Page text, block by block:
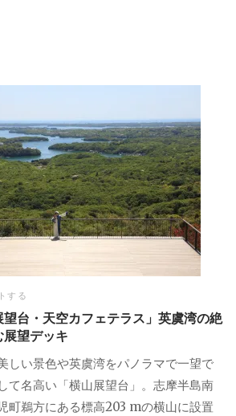
する
台・天空カフェテラス」英虞湾の絶
望デッキ
しい景色や英虞湾をパノラマで一望で
て名高い「横山展望台」。志摩半島南
町鵜方にある標高203 mの横山に設置